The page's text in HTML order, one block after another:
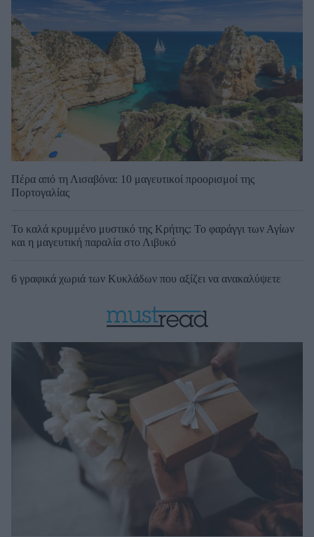
Πέρα από τη Λισαβόνα: 10 μαγευτικοί προορισμοί της
Πορτογαλίας
Το καλά κρυμμένο μυστικό της Κρήτης: Το φαράγγι των Αγίων
και η μαγευτική παραλία στο Λιβυκό
6 γραφικά χωριά των Κυκλάδων που αξίζει να ανακαλύψετε